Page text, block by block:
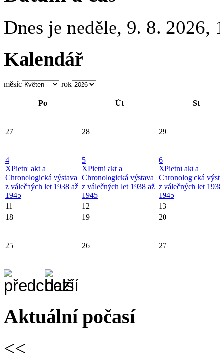
Dnes je neděle, 9. 8. 2026,
Kalendář
měsíc rok
Po Út St
27 28 29
4
XPietní akt a
Chronologická výstava
z válečných let 1938 až
1945
5
XPietní akt a
Chronologická výstava
z válečných let 1938 až
1945
6
XPietní akt a
Chronologická
z válečných let
1945
11
12
13
18
19 20
25 26 27
Aktuální počasí
<<